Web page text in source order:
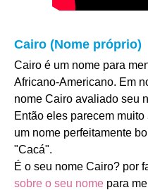
Cairo (Nome próprio)
Cairo é um nome para
Africano-Americano. Em
nome Cairo avaliado seu
Então eles parecem
um nome perfeitamente
"Cacá".
É o seu nome Cairo? por
sobre o seu nome para